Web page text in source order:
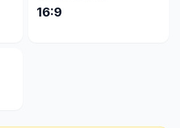
16:9